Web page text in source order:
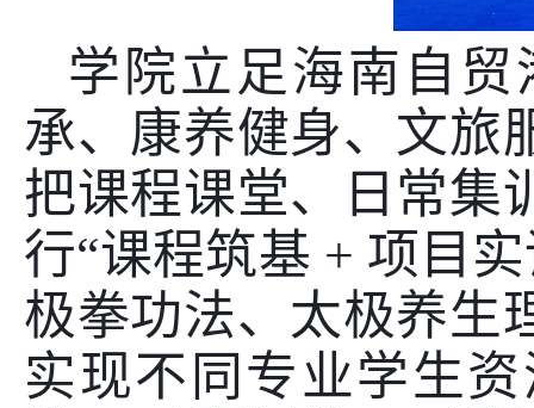
学院立足海南自
承、康养健身、文旅
把课程课堂、日常集
行“课程筑基 + 项目
极拳功法、太极养生
实现不同专业学生